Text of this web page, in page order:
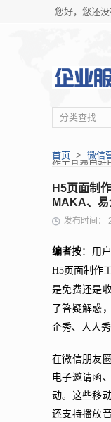
您好，您还没
分类查找
首页 > 微信
作工具费用对
H5页面制
MAKA、
发布时间：
编者按：用
H5页面制作
是免费还是
了答疑解惑
企秀、人人
在微信朋友
电子邀请函
动。这些移
还支持播放